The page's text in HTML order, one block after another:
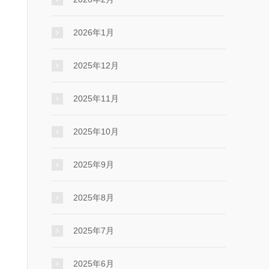
2026年1月
2025年12月
2025年11月
2025年10月
2025年9月
2025年8月
2025年7月
2025年6月